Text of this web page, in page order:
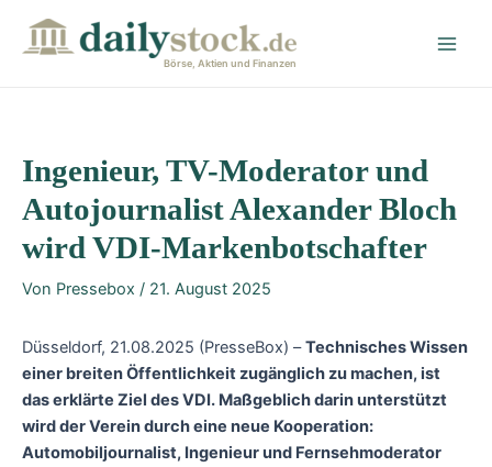
Börse, Aktien und Finanzen
Ingenieur, TV-Moderator und
Autojournalist Alexander Bloch
wird VDI-Markenbotschafter
Von Pressebox / 21. August 2025
Düsseldorf, 21.08.2025 (PresseBox) –Technisches Wissen
einer breiten Öffentlichkeit zugänglich zu machen, ist
das erklärte Ziel des VDI. Maßgeblich darin unterstützt
wird der Verein durch eine neue Kooperation:
Automobiljournalist, Ingenieur und Fernsehmoderator